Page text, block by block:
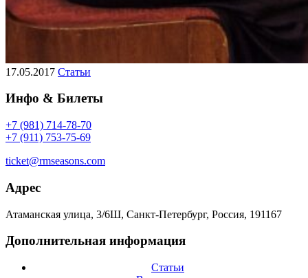
17.05.2017 Статьи
Инфо & Билеты
+7 (981) 714-78-70
+7 (911) 753-75-69
ticket@rmseasons.com
Адрес
Атаманская улица, 3/6Ш, Санкт-Петербург, Россия, 191167
Дополнительная информация
Статьи